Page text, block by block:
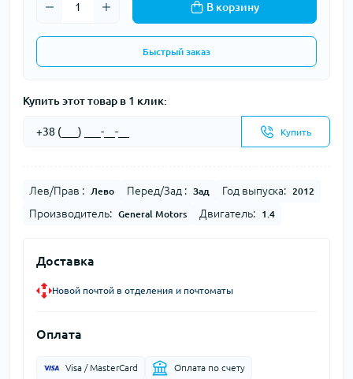
В корзину
Быстрый заказ
Купить этот товар в 1 клик:
Купить
Лев/Прав : Лево Перед/Зад : Зад Год выпуска: 2012
Производитель: General Motors Двигатель: 1.4
Доставка
Новой почтой в отделения и почтоматы
Оплата
Visa / MasterCard Оплата по счету